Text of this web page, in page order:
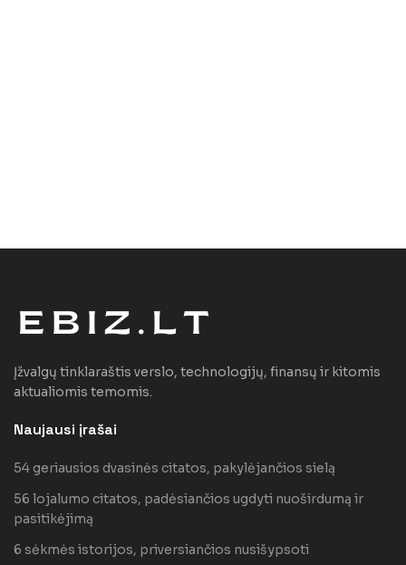
Įžvalgų tinklaraštis verslo, technologijų, finansų ir kitomis
aktualiomis temomis.
Naujausi įrašai
54 geriausios dvasinės citatos, pakylėjančios sielą
56 lojalumo citatos, padėsiančios ugdyti nuoširdumą ir
pasitikėjimą
6 sėkmės istorijos, priversiančios nusišypsoti